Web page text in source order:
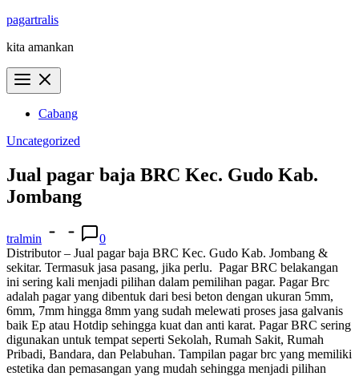
Skip
content
pagartralis
kita amankan
Cabang
Uncategorized
Jual pagar baja BRC Kec. Gudo Kab.
Jombang
tralmin
0
Distributor – Jual pagar baja BRC Kec. Gudo Kab. Jombang &
sekitar. Termasuk jasa pasang, jika perlu. Pagar BRC belakangan
ini sering kali menjadi pilihan dalam pemilihan pagar. Pagar Brc
adalah pagar yang dibentuk dari besi beton dengan ukuran 5mm,
6mm, 7mm hingga 8mm yang sudah melewati proses jasa galvanis
baik Ep atau Hotdip sehingga kuat dan anti karat. Pagar BRC sering
digunakan untuk tempat seperti Sekolah, Rumah Sakit, Rumah
Pribadi, Bandara, dan Pelabuhan. Tampilan pagar brc yang memiliki
estetika dan pemasangan yang mudah sehingga menjadi pilihan